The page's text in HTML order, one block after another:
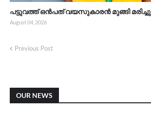
പട്ടുവത്ത് ഒൻപത് വയസുകാരൻ മുങ്ങി മരിച്ചു
August 04, 2026
Previous Post
OUR NEWS